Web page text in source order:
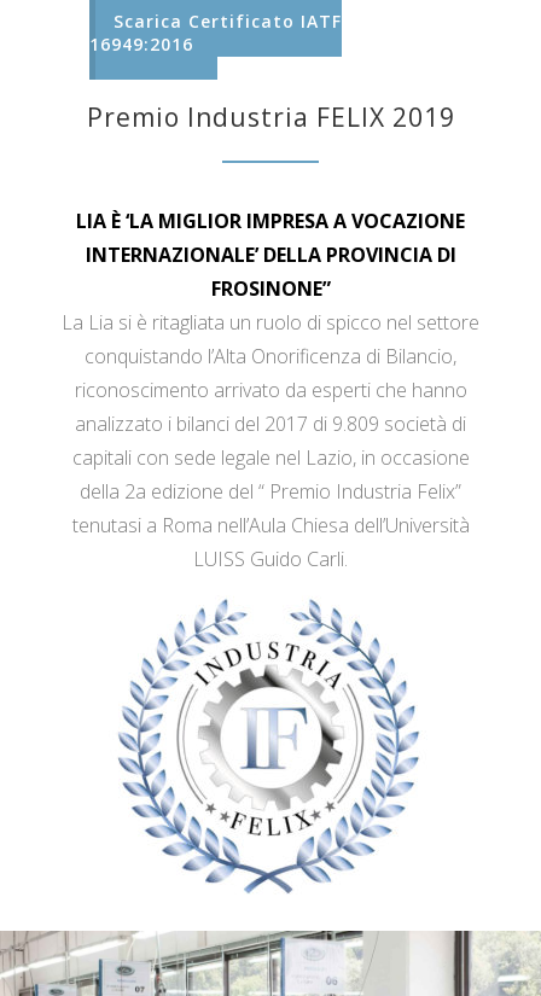
Scarica Certificato IATF
16949:2016
Premio Industria FELIX 2019
LIA È ‘LA MIGLIOR IMPRESA A VOCAZIONE
INTERNAZIONALE’ DELLA PROVINCIA DI
FROSINONE”
La Lia si è ritagliata un ruolo di spicco nel settore
conquistando l’Alta Onorificenza di Bilancio,
riconoscimento arrivato da esperti che hanno
analizzato i bilanci del 2017 di 9.809 società di
capitali con sede legale nel Lazio, in occasione
della 2a edizione del “ Premio Industria Felix”
tenutasi a Roma nell’Aula Chiesa dell’Università
LUISS Guido Carli.